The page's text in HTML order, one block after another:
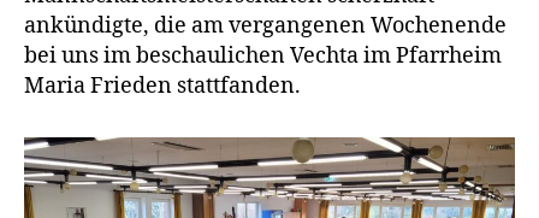
ankündigte, die am vergangenen Wochenende
bei uns im beschaulichen Vechta im Pfarrheim
Maria Frieden stattfanden.